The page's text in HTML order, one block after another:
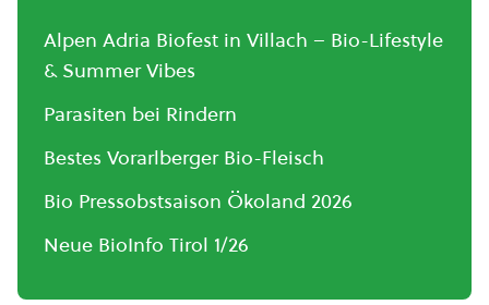
Alpen Adria Biofest in Villach – Bio-Lifestyle
& Summer Vibes
Parasiten bei Rindern
Bestes Vorarlberger Bio-Fleisch
Bio Pressobstsaison Ökoland 2026
Neue BioInfo Tirol 1/26